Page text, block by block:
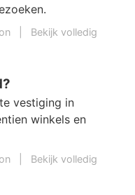
Bekijk volledig
vestiging in
winkels en
Bekijk volledig